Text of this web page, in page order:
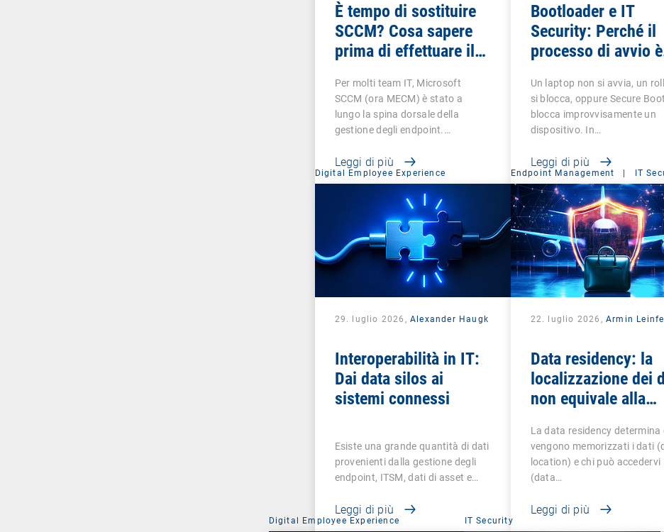
È tempo di sostituire
SCCM? Cosa sapere
prima di effettuare il
Per molti team IT, Microsoft
SCCM (ora MECM) è stato a
lungo la spina dorsale della
gestione degli endpoint.…
Leggi di più
Bootloader e IT
Security: Perché il
processo di avvio è
Un laptop non si avvia, un
si blocca, oppure Secure Boot
blocca improvvisamente un
dispositivo. In…
Leggi di più
Digital Employee Experience
29. luglio 2026, Alexander Haugk
Interoperabilità in IT:
Dai data silos ai
sistemi connessi
Esiste una grande quantità di dati
provenienti dalla gestione degli
endpoint, ITSM, dati di asset e…
Leggi di più
Endpoint Management | IT
22. luglio 2026, Armin
Data residency: la
localizzazione dei
non equivale alla
La data residency determina
vengono memorizzati i dati
location) e chi può accedervi
(data…
Leggi di più
Digital Employee Experience IT Security